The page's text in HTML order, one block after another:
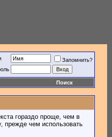
Запомнить?
Поиск
гораздо проще, чем в
прежде чем использовать